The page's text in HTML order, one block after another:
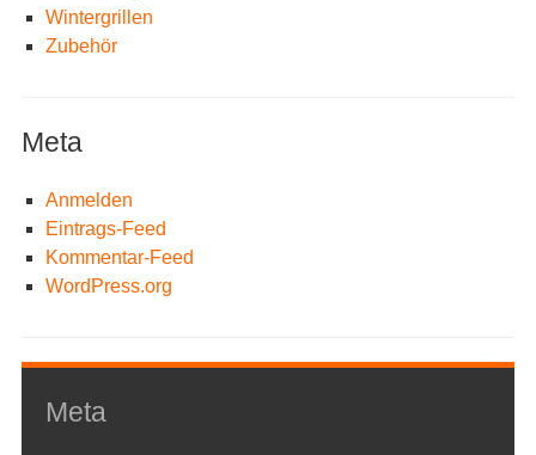
Wintergrillen
Zubehör
Meta
Anmelden
Eintrags-Feed
Kommentar-Feed
WordPress.org
Meta